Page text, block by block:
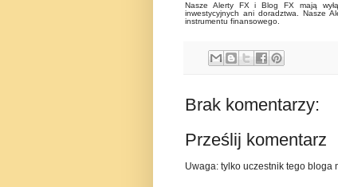
Nasze Alerty FX i Blog FX mają
inwestycyjnych ani doradztwa. Nasze
instrumentu finansowego.
Brak komentarzy:
Prześlij komentarz
Uwaga: tylko uczestnik tego bloga